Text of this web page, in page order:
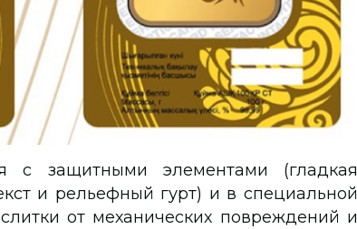
с защитными элементами (гладкая
и рельефный гурт) и в специальной
от механических повреждений и